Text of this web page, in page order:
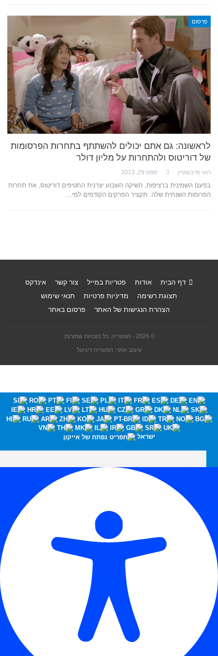
פרסום
לראשונה: גם אתם יכולים להשתתף בתחרות הפרסומות
של דוריטוס ולהתחרות על מליון דולר
רועי פרבשטיין ספט 29, 2013
בפעם השמינית ברציפות, השיקה השבוע יצרנית החטיפים דוריטוס, את תחרות
הפרומות השנתית שלה. תקציר הפרקים הקודמים למי…
דף הבית אודות פטריות במייל צור קשר
אינדקס
תצוגת רשימה
מדיניות פרטיות
תנאי שימוש
הצהרת הנגישות של האתר
פרסום באתר
© 2026 - הפטריה. כל הזכויות שמורות.
עיצוב אתר: הפטריה דיגיטל
ישראל